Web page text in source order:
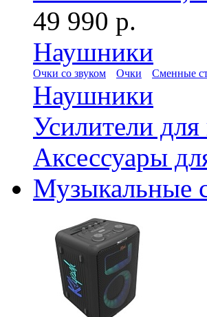
49 990 р.
Наушники
Очки со звуком Очки Сменные
Наушники
Усилители
Аксессуары
Музыкальные